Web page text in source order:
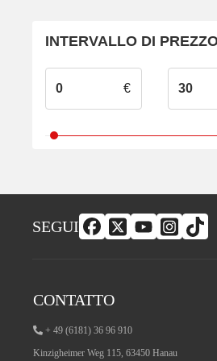
INTERVALLO DI
€
SEGUI
CONTATTO
+ 49 (6181) 36 96 910
Kinzigheimer Weg 115, 63450 Hanau